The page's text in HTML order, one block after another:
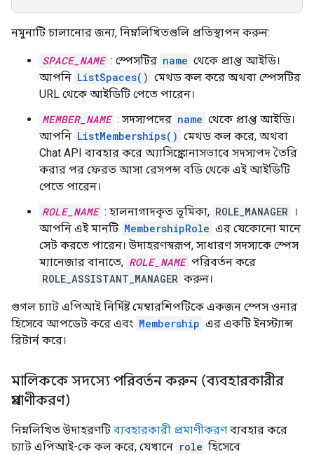
নমুনাটি চালানোর জন্য, নিম্নলিখিতগুলি প্রতিস্থাপন করুন:
SPACE_NAME : স্পেসটির name থেকে প্রাপ্ত আইডি।
আপনি ListSpaces() মেথড কল করে অথবা স্পেসটির
URL থেকে আইডিটি পেতে পারেন।
MEMBER_NAME : সদস্যপদের name থেকে প্রাপ্ত আইডি।
আপনি ListMemberships() মেথড কল করে, অথবা
Chat API ব্যবহার করে অ্যাসিঙ্ক্রোনাসভাবে সদস্যপদ তৈরি
করার পর ফেরত আসা রেসপন্স বডি থেকে এই আইডিটি
পেতে পারেন।
ROLE_NAME : হালনাগাদকৃত ভূমিকা, ROLE_MANAGER
।
আপনি এই মানটি MembershipRole এর যেকোনো মানে
সেট করতে পারেন। উদাহরণস্বরূপ, সাধারণ সদস্যকে স্পেস
ম্যানেজার বানাতে, ROLE_NAME পরিবর্তন করে
ROLE_ASSISTANT_MANAGER করুন।
গুগল চ্যাট এপিআই নির্দিষ্ট মেম্বারশিপটিকে একজন স্পেস ওনার
হিসেবে আপডেট করে এবং Membership এর একটি ইনস্ট্যান্স
রিটার্ন করে।
মালিককে সদস্যে পরিবর্তন করুন (ব্যবহারকারীর
প্রমাণীকরণ)
নিম্নলিখিত উদাহরণটি ব্যবহারকারী প্রমাণীকরণব্যবহার করে
চ্যাট এপিআই-কে কল করে, যেখানে role হিসেবে